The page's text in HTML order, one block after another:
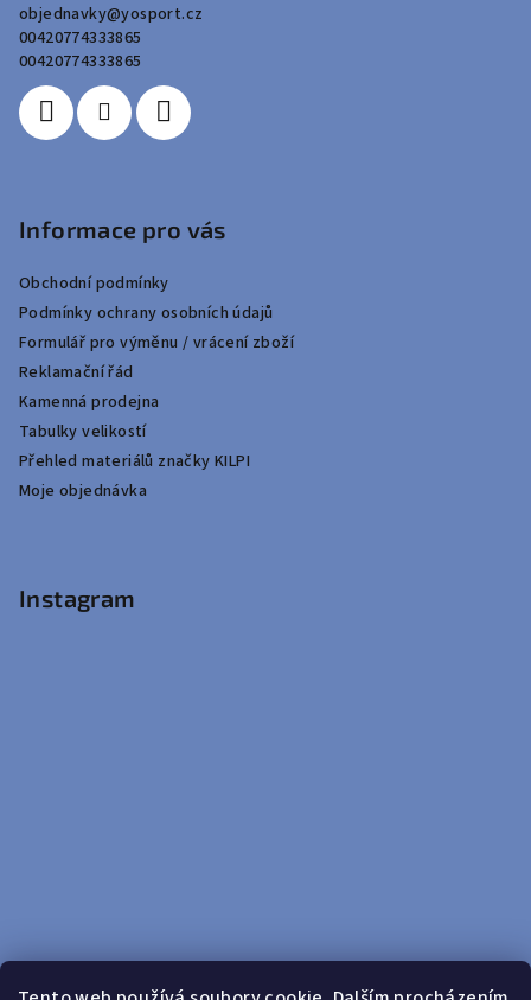
objednavky@yosport.cz
00420774333865
00420774333865
Informace pro vás
Obchodní podmínky
Podmínky ochrany osobních údajů
Formulář pro výměnu / vrácení zboží
Reklamační řád
Kamenná prodejna
Tabulky velikostí
Přehled materiálů značky KILPI
Moje objednávka
Instagram